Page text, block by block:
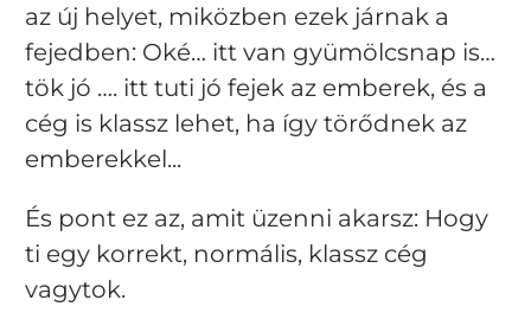
az új helyet, miközben ezek járnak a
fejedben: Oké… itt van gyümölcsnap is…
tök jó …. itt tuti jó fejek az emberek, és a
cég is klassz lehet, ha így törődnek az
emberekkel...
És pont ez az, amit üzenni akarsz: Hogy
ti egy korrekt, normális, klassz cég
vagytok.